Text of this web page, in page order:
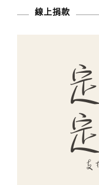
線上捐款